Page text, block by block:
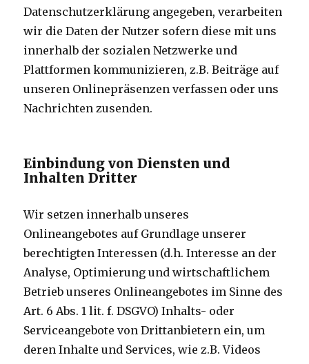
Datenschutzerklärung angegeben, verarbeiten
wir die Daten der Nutzer sofern diese mit uns
innerhalb der sozialen Netzwerke und
Plattformen kommunizieren, z.B. Beiträge auf
unseren Onlinepräsenzen verfassen oder uns
Nachrichten zusenden.
Einbindung von Diensten und
Inhalten Dritter
Wir setzen innerhalb unseres
Onlineangebotes auf Grundlage unserer
berechtigten Interessen (d.h. Interesse an der
Analyse, Optimierung und wirtschaftlichem
Betrieb unseres Onlineangebotes im Sinne des
Art. 6 Abs. 1 lit. f. DSGVO) Inhalts- oder
Serviceangebote von Drittanbietern ein, um
deren Inhalte und Services, wie z.B. Videos